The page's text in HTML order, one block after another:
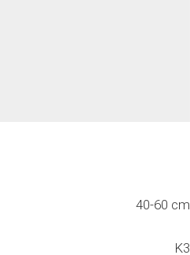
40-60 cm
K3